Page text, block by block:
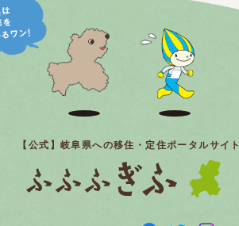
【公式】岐阜県への移住・定住ポータルサイト